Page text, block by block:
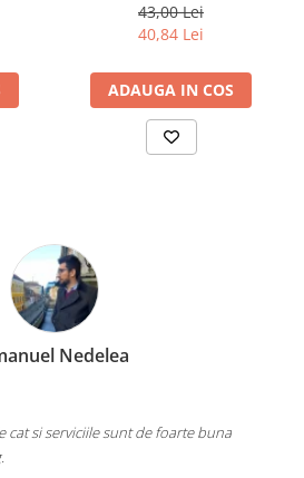
X 60m
43,00 Lei
40,84 Lei
ADAUGA IN COS
Nedelea
sunt de foarte buna